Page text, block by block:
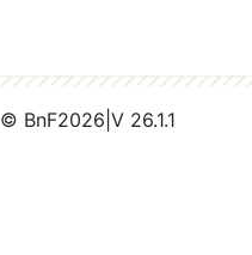
© BnF2026 V 26.1.1